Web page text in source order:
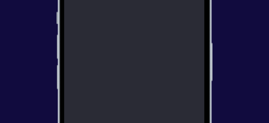
til podcasten Sidste Omgang om brune barer og
værtshuse ! Lyt - Giv 5 Stjerner og del podcasten
og endda en gæst eller to - nu mere end 85 afsnit !
https://www.facebook.co
m/hashtag/sidsteomgang?